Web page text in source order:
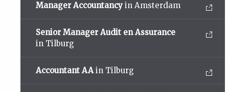
Manager Accountancy in Amsterdam
Senior Manager Audit en Assurance
in Tilburg
Accountant AAin Tilburg